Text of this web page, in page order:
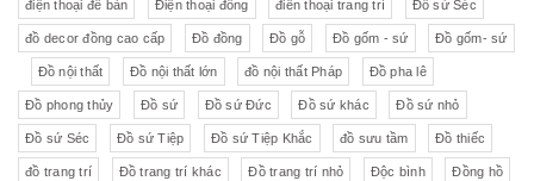
điện thoại để bàn Điện thoại đồng điên thoại trang trí Đồ sứ Séc
đồ decor đồng cao cấp Đồ đồng Đồ gỗ Đồ gốm - sứ Đồ gốm- sứ
Đồ nội thất Đồ nội thất lớn đồ nội thất Pháp Đồ pha lê
Đồ phong thủy Đồ sứ Đồ sứ Đức Đồ sứ khác Đồ sứ nhỏ
Đồ sứ Séc Đồ sứ Tiệp Đồ sứ Tiệp Khắc đồ sưu tầm Đồ thiếc
đồ trang trí Đồ trang trí khác Đồ trang trí nhỏ Độc bình Đồng hồ